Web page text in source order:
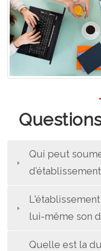
Qui peut
lui-même son
Quelle est la